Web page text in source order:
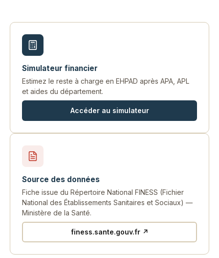
Simulateur financier
Estimez le reste à charge en EHPAD après APA, APL
et aides du département.
Accéder au simulateur
Source des données
Fiche issue du Répertoire National FINESS (Fichier
National des Établissements Sanitaires et Sociaux) —
Ministère de la Santé.
finess.sante.gouv.fr ↗